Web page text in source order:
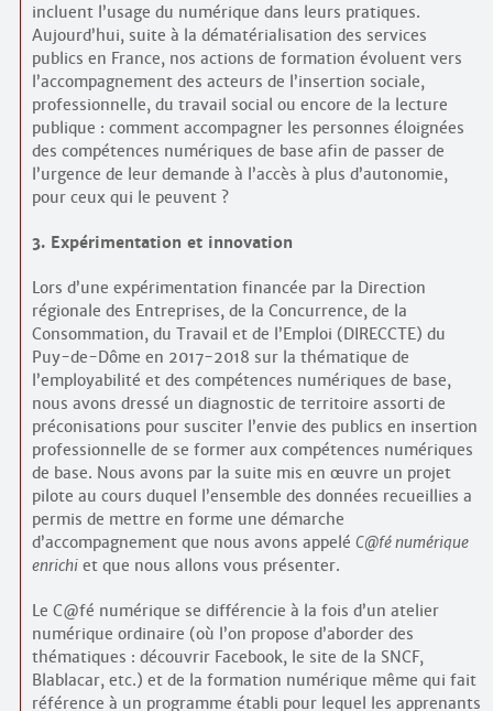
incluent l’usage du numérique dans leurs pratiques.
Aujourd’hui, suite à la dématérialisation des services
publics en France, nos actions de formation évoluent vers
l’accompagnement des acteurs de l’insertion sociale,
professionnelle, du travail social ou encore de la lecture
publique : comment accompagner les personnes éloignées
des compétences numériques de base afin de passer de
l’urgence de leur demande à l’accès à plus d’autonomie,
pour ceux qui le peuvent ?
3. Expérimentation et innovation
Lors d’une expérimentation financée par la Direction
régionale des Entreprises, de la Concurrence, de la
Consommation, du Travail et de l’Emploi (DIRECCTE) du
Puy-de-Dôme en 2017-2018 sur la thématique de
l’employabilité et des compétences numériques de base,
nous avons dressé un diagnostic de territoire assorti de
préconisations pour susciter l’envie des publics en insertion
professionnelle de se former aux compétences numériques
de base. Nous avons par la suite mis en œuvre un projet
pilote au cours duquel l’ensemble des données recueillies a
permis de mettre en forme une démarche
d’accompagnement que nous avons appelé C@fé numérique
enrichiet que nous allons vous présenter.
Le C@fé numérique se différencie à la fois d’un atelier
numérique ordinaire (où l’on propose d’aborder des
thématiques : découvrir Facebook, le site de la SNCF,
Blablacar, etc.) et de la formation numérique même qui fait
référence à un programme établi pour lequel les apprenants